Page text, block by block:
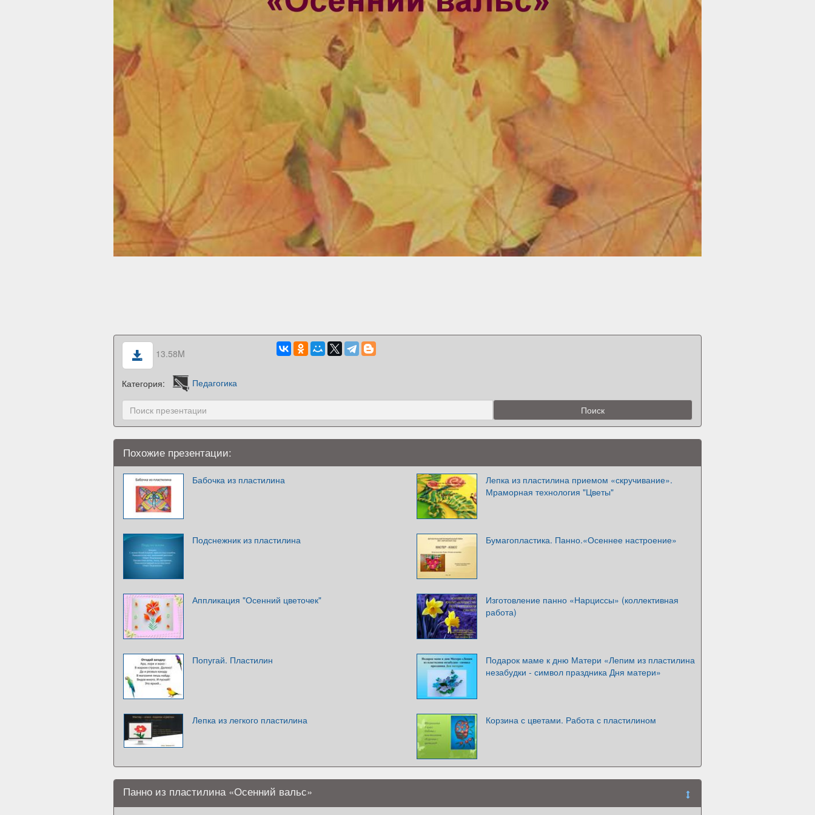
13.58M
Категория: Педагогика
Похожие презентации:
Бабочка из пластилина
Лепка из пластилина приемом «скручивание».
Мраморная технология "Цветы"
Подснежник из пластилина Бумагопластика. Панно.«Осеннее настроение»
Аппликация "Осенний цветочек"
Изготовление панно «Нарциссы» (коллективная
работа)
Попугай. Пластилин
Подарок маме к дню Матери «Лепим из пластилина
незабудки - символ праздника Дня матери»
Лепка из легкого пластилина Корзина с цветами. Работа с пластилином
Панно из пластилина «Осенний вальс»